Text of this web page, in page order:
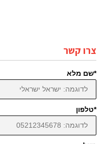
צרו קשר
*שם מלא
*טלפון